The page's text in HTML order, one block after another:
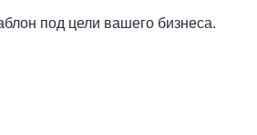
под цели вашего бизнеса.